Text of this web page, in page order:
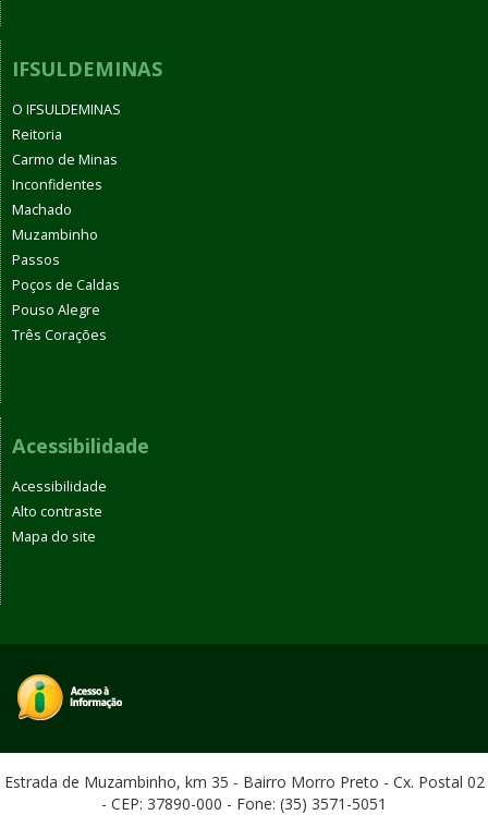
IFSULDEMINAS
O IFSULDEMINAS
Reitoria
Carmo de Minas
Inconfidentes
Machado
Muzambinho
Passos
Poços de Caldas
Pouso Alegre
Três Corações
Acessibilidade
Acessibilidade
Alto contraste
Mapa do site
Estrada de Muzambinho, km 35 - Bairro Morro Preto - Cx. Postal 02
- CEP: 37890-000 - Fone: (35) 3571-5051